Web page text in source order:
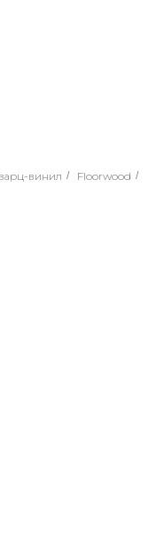
винил / Floorwood /